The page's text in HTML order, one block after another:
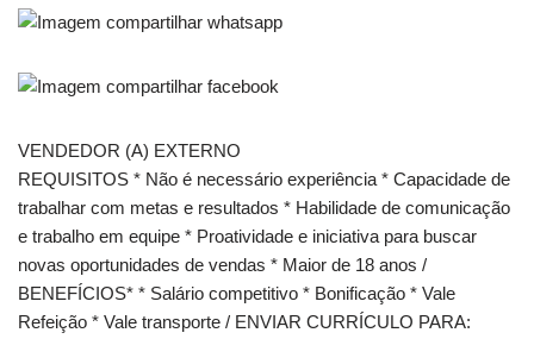
VENDEDOR (A) EXTERNO
REQUISITOS * Não é necessário experiência * Capacidade de
trabalhar com metas e resultados * Habilidade de comunicação
e trabalho em equipe * Proatividade e iniciativa para buscar
novas oportunidades de vendas * Maior de 18 anos /
BENEFÍCIOS* * Salário competitivo * Bonificação * Vale
Refeição * Vale transporte / ENVIAR CURRÍCULO PARA: